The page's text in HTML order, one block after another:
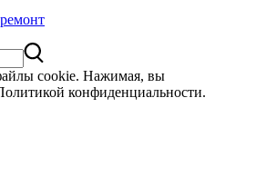
cookie. Нажимая, вы
конфиденциальности.